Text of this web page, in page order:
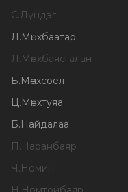
С.Лүндэг
Л.Мөнхбаатар
Л.Мөнхбаясгалан
Б.Мөнхсоёл
Ц.Мөнхтуяа
Б.Найдалаа
П.Наранбаяр
Ч.Номин